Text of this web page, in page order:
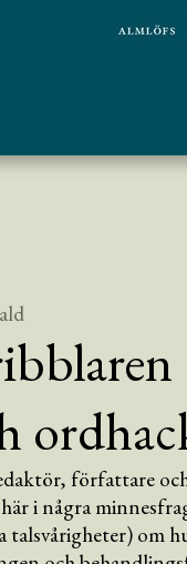
författare
i några
talsvårigheter) om